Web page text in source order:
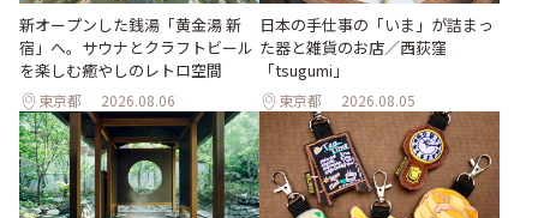
新オープンした銭湯「黄金湯 新
宿」へ。サウナとクラフトビール
を楽しむ癒やしのレトロ空間
東京都 2026.08.06
日本の手仕事の「いま」が詰まっ
た器と雑貨のお店／西荻窪
「tsugumi」
東京都 2026.08.05